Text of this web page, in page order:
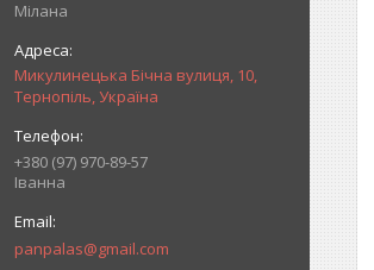
Мілана
Микулинецька Бічна вулиця, 10,
Тернопіль, Україна
+380 (97) 970-89-57
Іванна
panpalas@gmail.com